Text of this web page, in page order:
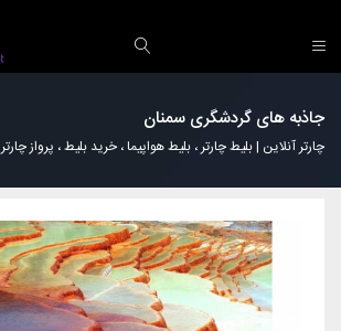
جاذبه های گردشگری سمنان
چارتر آنلاین | بلیط چارتر ، بلیط هواپیما ، خرید بلیط ، پرواز چارتر